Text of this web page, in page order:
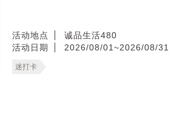
活动地点
诚品生活480
活动日期
2026/08/01~2026/08/31
迷打卡